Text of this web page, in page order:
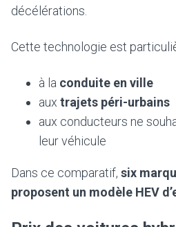
décélérations.
Cette technologie est
à la conduite en ville
aux trajets péri-urbains
aux conducteurs ne
leur véhicule
Dans ce comparatif, six
proposent un modèle HEV